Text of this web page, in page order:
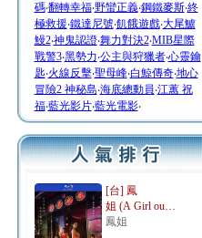
碼‧翻轉幸福‧野蠻正義‧鋼鐵麥斯‧終
極救援‧鐵達尼號‧飢餓遊戲‧大尾鱸
鰻2‧神鬼認證‧舞力對決2‧MIB星際
戰警3‧黑勢力‧公主與狩獵者‧心靈鑰
匙‧火線反擊‧聖母峰‧白鯨傳奇‧地心
冒險2 神秘島‧海底總動員‧江蕙 祝
福‧藍光影片‧藍光電影‧
[台] 鳳
姐 (A Girl ou…
鳳姐